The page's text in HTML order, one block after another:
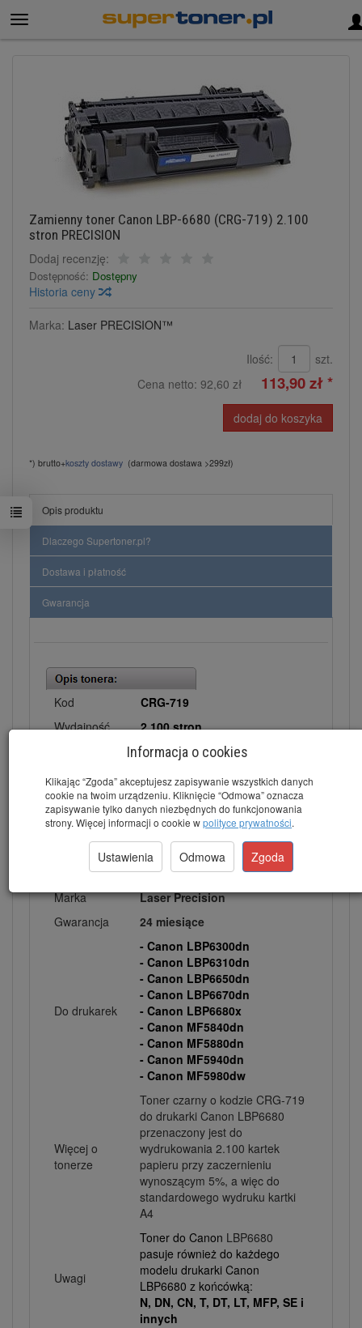
Zamienny toner Canon LBP-6680 (CRG-719) 2.100
stron PRECISION
Dodaj recenzję:
Dostępność: Dostępny
Historia ceny
Marka: Laser PRECISION™
Ilość:
szt.
Cena netto: 92,60 zł 113,90 zł *
dodaj do koszyka
*) brutto+koszty dostawy (darmowa dostawa >299zł)
Opis produktu
Dlaczego Supertoner.pl?
Dostawa i płatność
Gwarancja
Kod
CRG-719
Wydajność
2.100 stron
Black (Czarny)
Marka
Laser Precision
Gwarancja
24 miesiące
Do drukarek
- Canon LBP6300dn
- Canon LBP6310dn
- Canon LBP6650dn
- Canon LBP6670dn
- Canon LBP6680x
- Canon MF5840dn
- Canon MF5880dn
- Canon MF5940dn
- Canon MF5980dw
Więcej o
tonerze
Toner czarny o kodzie CRG-719
do drukarki Canon LBP6680
przenaczony jest do
wydrukowania 2.100 kartek
papieru przy zaczernieniu
wynoszącym 5%, a więc do
standardowego wydruku kartki
A4
Uwagi
Toner do Canon LBP6680
pasuje również do każdego
modelu drukarki Canon
LBP6680 z końcówką:
N, DN, CN, T, DT, LT, MFP, SE i
innych
Informacja o cookies
Klikając “Zgoda” akceptujesz zapisywanie wszystkich danych
cookie na twoim urządzeniu. Kliknięcie “Odmowa” oznacza
zapisywanie tylko danych niezbędnych do funkcjonowania
strony. Więcej informacji o cookie wpolityce prywatności.
Ustawienia Odmowa Zgoda